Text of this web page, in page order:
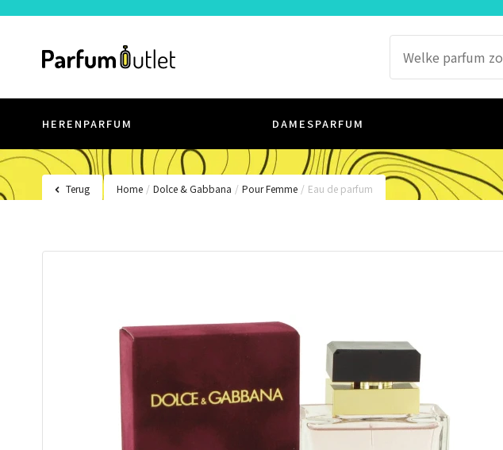
HERENPARFUM DAMESPARFUM
Terug Home / Dolce & Gabbana / Pour Femme / Eau de parfum